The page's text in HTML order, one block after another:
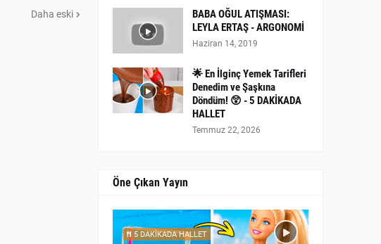
Daha eski
BABA OĞUL ATIŞMASI:
LEYLA ERTAŞ - ARGONOMİ
Haziran 14, 2019
🌟 En İlginç Yemek Tarifleri
Denedim ve Şaşkına
Döndüm! 😲 - 5 DAKİKADA
HALLET
Temmuz 22, 2026
Öne Çıkan Yayın
5 DAKİKADA HALLET